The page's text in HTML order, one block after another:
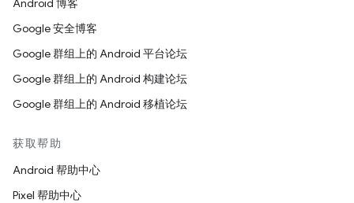
Android 博客
Google 安全博客
Google 群组上的 Android 平台论坛
Google 群组上的 Android 构建论坛
Google 群组上的 Android 移植论坛
获取帮助
Android 帮助中心
Pixel 帮助中心